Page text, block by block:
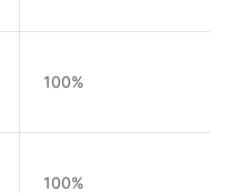
100%
100%